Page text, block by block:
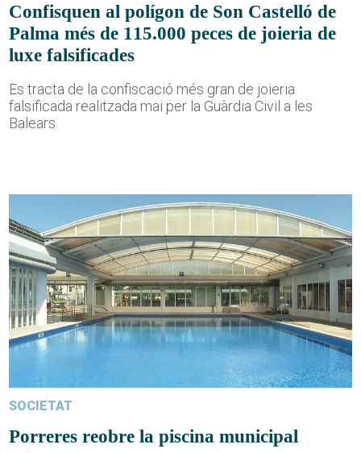
Confisquen al polígon de Son Castelló de
Palma més de 115.000 peces de joieria de
luxe falsificades
Es tracta de la confiscació més gran de joieria
falsificada realitzada mai per la Guàrdia Civil a les
Balears
SOCIETAT
Porreres reobre la piscina municipal